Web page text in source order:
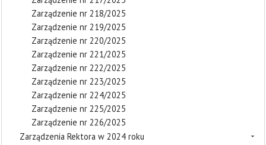
Zarządzenie nr 218/2025
Zarządzenie nr 219/2025
Zarządzenie nr 220/2025
Zarządzenie nr 221/2025
Zarządzenie nr 222/2025
Zarządzenie nr 223/2025
Zarządzenie nr 224/2025
Zarządzenie nr 225/2025
Zarządzenie nr 226/2025
Zarządzenia Rektora w 2024 roku